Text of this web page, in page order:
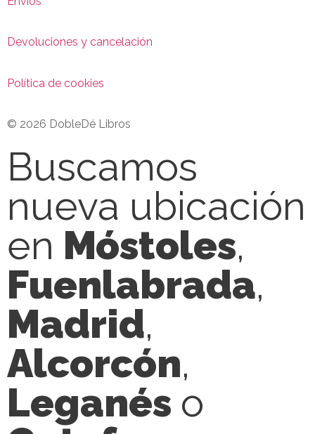
Devoluciones y cancelación
Política de cookies
© 2026 DobleDé Libros
Buscamos
nueva ubicación
en Móstoles,
Fuenlabrada,
Madrid,
Alcorcón,
Leganés o